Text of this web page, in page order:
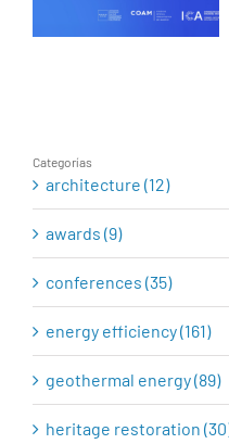
tool for
Categorías
architecture (12)
awards (9)
conferences (35)
energy efficiency (161)
geothermal energy (89)
heritage restoration